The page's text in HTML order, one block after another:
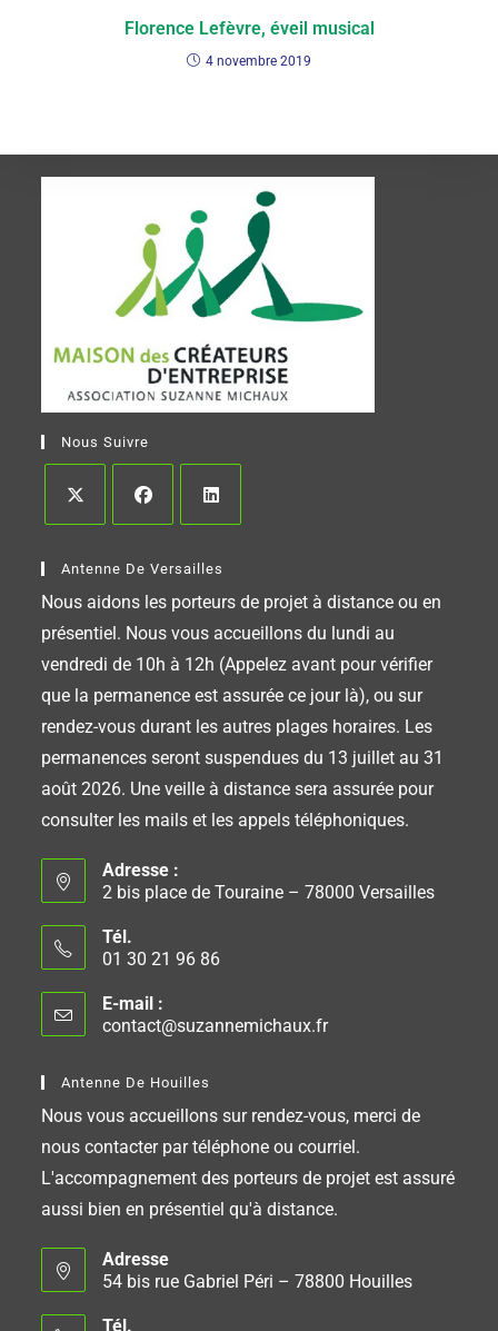
Florence Lefèvre, éveil musical
4 novembre 2019
Nous Suivre
Antenne De Versailles
Nous aidons les porteurs de projet à distance ou en
présentiel. Nous vous accueillons du lundi au
vendredi de 10h à 12h (Appelez avant pour vérifier
que la permanence est assurée ce jour là), ou sur
rendez-vous durant les autres plages horaires. Les
permanences seront suspendues du 13 juillet au 31
août 2026. Une veille à distance sera assurée pour
consulter les mails et les appels téléphoniques.
Adresse :
2 bis place de Touraine – 78000 Versailles
Tél.
01 30 21 96 86
E-mail :
contact@suzannemichaux.fr
Antenne De Houilles
Nous vous accueillons sur rendez-vous, merci de
nous contacter par téléphone ou courriel.
L'accompagnement des porteurs de projet est assuré
aussi bien en présentiel qu'à distance.
Adresse
54 bis rue Gabriel Péri – 78800 Houilles
Tél.